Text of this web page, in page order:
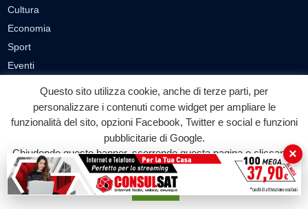
Cultura
Economia
Sport
Eventi
Video Cronaca
Video Attualità
Video Economia
Video Cultura
Questo sito utilizza cookie, anche di terze parti, per
personalizzare i contenuti come widget per ampliare le
funzionalità del sito, opzioni Facebook, Twitter e social e funzioni
pubblicitarie di Google.
Chiudendo questo banner, scorrendo questa pagina o cliccando
su qualunque suo elemento acconsenti all'uso dei cookie.
Accetta
×